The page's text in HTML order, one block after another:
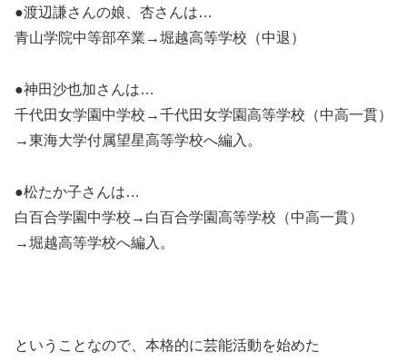
●渡辺謙さんの娘、杏さんは…
青山学院中等部卒業→堀越高等学校（中退）
●神田沙也加さんは…
千代田女学園中学校→千代田女学園高等学校（中高一貫）
→東海大学付属望星高等学校へ編入。
●松たか子さんは…
白百合学園中学校→白百合学園高等学校（中高一貫）
→堀越高等学校へ編入。
ということなので、本格的に芸能活動を始めた